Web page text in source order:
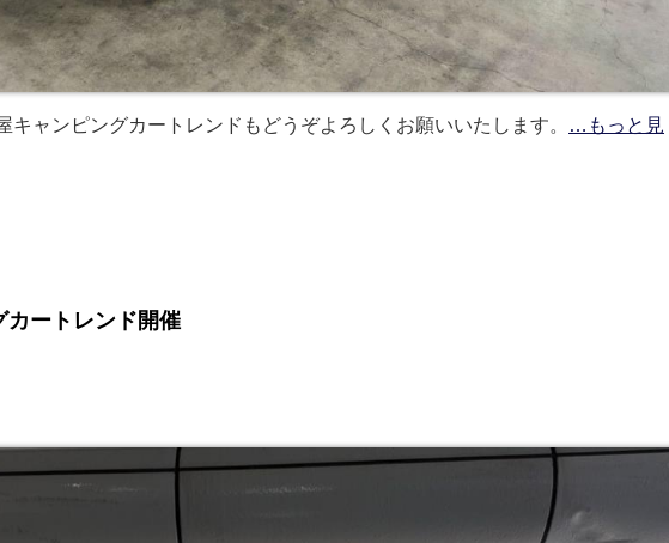
キャンピングカートレンドもどうぞよろしくお願いいたします。
…もっと見
カートレンド開催